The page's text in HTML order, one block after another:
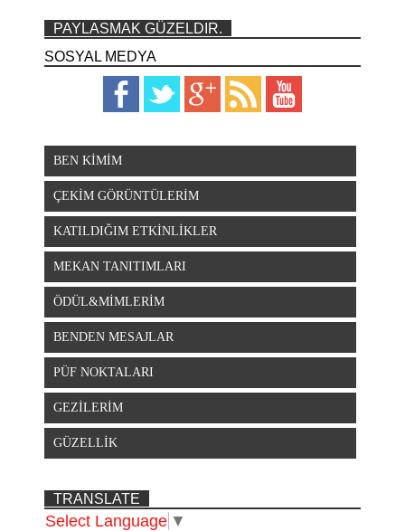
PAYLASMAK GÜZELDIR.
SOSYAL MEDYA
BEN KİMİM
ÇEKİM GÖRÜNTÜLERİM
KATILDIĞIM ETKİNLİKLER
MEKAN TANITIMLARI
ÖDÜL&MİMLERİM
BENDEN MESAJLAR
PÜF NOKTALARI
GEZİLERİM
GÜZELLİK
TRANSLATE
Select Language ▼